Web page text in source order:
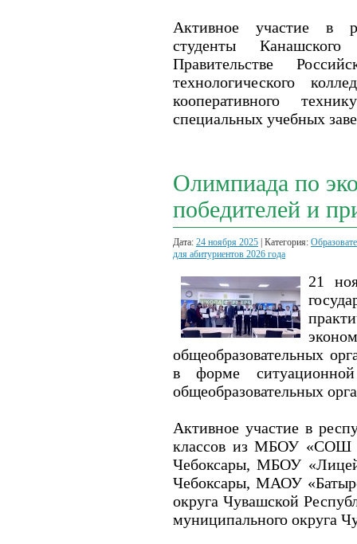
Активное участие в
студенты
Правительстве
технологического
кооперативного
специальных учебных
Олимпиада по
победителей и
Дата: 24 ноября 2025 | Категория:
для абитуриентов 2026 года
21
общеобразовательных
в форме
общеобразовательных
Активное участие в
классов из МБОУ «СОШ
Чебоксары, МБОУ
Чебоксары, МАОУ
округа Чувашской
муниципального округа